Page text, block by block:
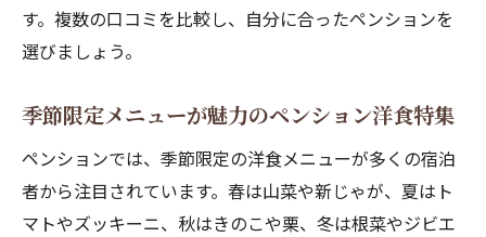
す。複数の口コミを比較し、自分に合ったペンションを
選びましょう。
季節限定メニューが魅力のペンション洋食特集
ペンションでは、季節限定の洋食メニューが多くの宿泊
者から注目されています。春は山菜や新じゃが、夏はト
マトやズッキーニ、秋はきのこや栗、冬は根菜やジビエ